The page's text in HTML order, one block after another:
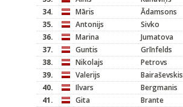
34.
Māris Ādamsons
35.
Antonijs
Sivko
36.
Marina Jumatova
37.
Guntis Grīnfelds
38.
Nikolajs Petrovs
39.
Valerijs Bairaševskis
40.
Ilvars
Bergmanis
41.
Gita Brante